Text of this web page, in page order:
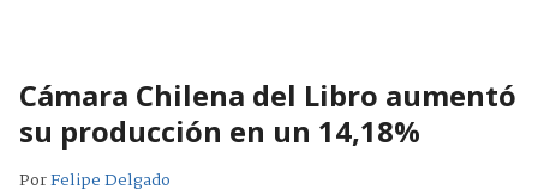
Cámara Chilena del Libro aumentó
su producción en un 14,18%
PorFelipe Delgado